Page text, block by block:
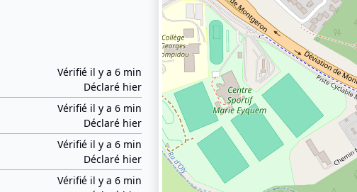
Vérifié il y a 6 min
Déclaré hier
Vérifié il y a 6 min
Déclaré hier
Vérifié il y a 6 min
Déclaré hier
Vérifié il y a 6 min